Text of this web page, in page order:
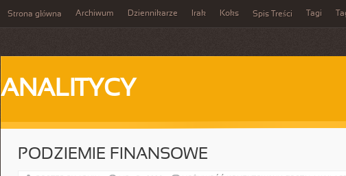
Strona główna Archiwum Dziennikarze Irak Koks Spis Treści Tagi
ANALITYCY
PODZIEMIE FINANSOWE